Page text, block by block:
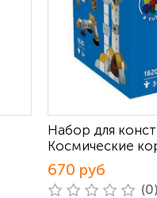
Набор для
Космические
670 руб